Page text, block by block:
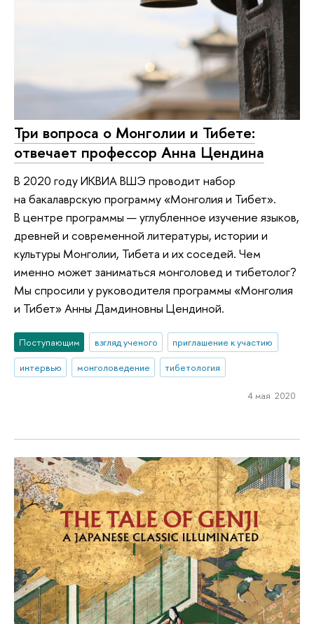
Три вопроса о Монголии и Тибете:
отвечает профессор Анна Цендина
В 2020 году ИКВИА ВШЭ проводит набор
на бакалаврскую программу «Монголия и Тибет».
В центре программы — углубленное изучение языков,
древней и современной литературы, истории и
культуры Монголии, Тибета и их соседей. Чем
именно может заниматься монголовед и тибетолог?
Мы спросили у руководителя программы «Монголия
и Тибет» Анны Дамдиновны Цендиной.
Поступающим взгляд ученого
приглашение к участию
интервью
монголоведение тибетология
4 мая 2020